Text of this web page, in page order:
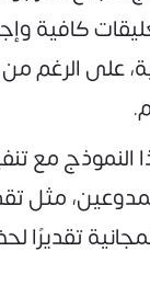
كافية
على الرغم
مع
مثل